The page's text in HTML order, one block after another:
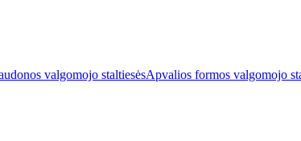
valgomojo staltiesėsApvalios formos valgomojo